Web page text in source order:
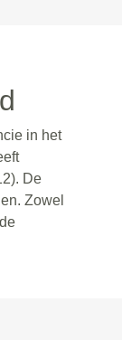
in het
De
Zowel